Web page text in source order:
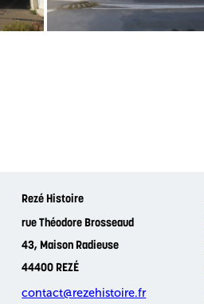
Rezé Histoire
rue Théodore Brosseaud
43, Maison Radieuse
44400 REZÉ
contact@rezehistoire.fr